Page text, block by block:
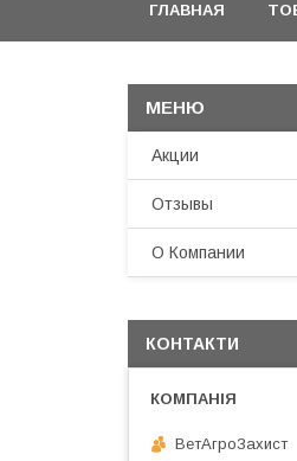
ГЛАВНАЯ
Акции
Отзывы
О Компании
КОНТАКТИ
ВетАгроЗахист